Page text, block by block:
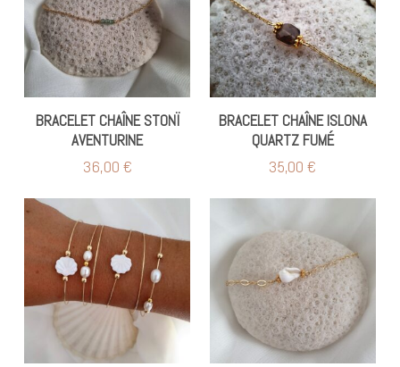
BRACELET CHAÎNE STONÏ
AVENTURINE
36,00 €
BRACELET CHAÎNE ISLONA
QUARTZ FUMÉ
35,00€